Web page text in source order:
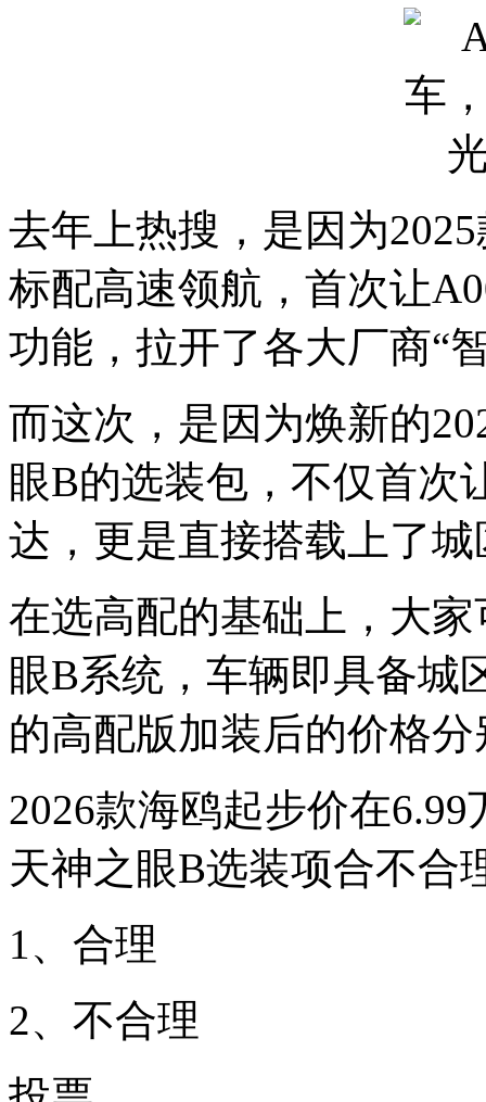
去年上热搜，是因为
标配高速领航，首次让
功能，拉开了各大厂商“
而这次，是因为焕新的
眼B的选装包，不仅首次
达，更是直接搭载上了
在选高配的基础上，大
眼B系统，车辆即具备城
的高配版加装后的价格
2026款海鸥起步价在
天神之眼B选装项合不合
1、合理
2、不合理